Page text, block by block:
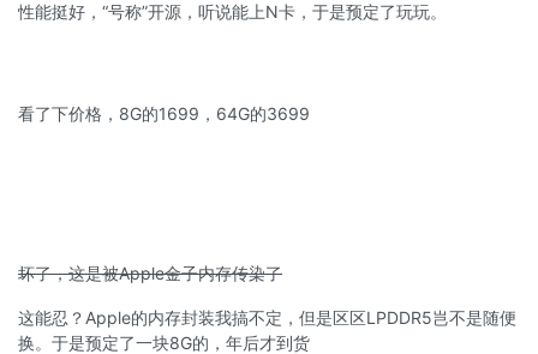
性能挺好，“号称”开源，听说能上N卡，于是预定了玩玩。
看了下价格，8G的1699，64G的3699
坏了，这是被Apple金子内存传染了
这能忍？Apple的内存封装我搞不定，但是区区LPDDR5岂不是随便
换。于是预定了一块8G的，年后才到货